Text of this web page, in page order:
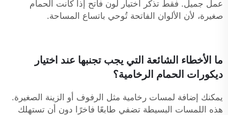
عمل جميل. فقط تذكّر اختيار لون فاتح إذا كانت الحمام
صغيرة، لأن الألوان الفاتحة تُوحي باتساع المساحة.
ما الأخطاء الشائعة التي يجب تجنبها عند اختيار
ديكورات الحمام الرخامية؟
يمكنك إضافة لمسات رخامية مثل الرفوف أو الزينة الصغيرة.
هذه اللمسات البسيطة تضفي طابعًا فاخرًا دون أن تستهلك